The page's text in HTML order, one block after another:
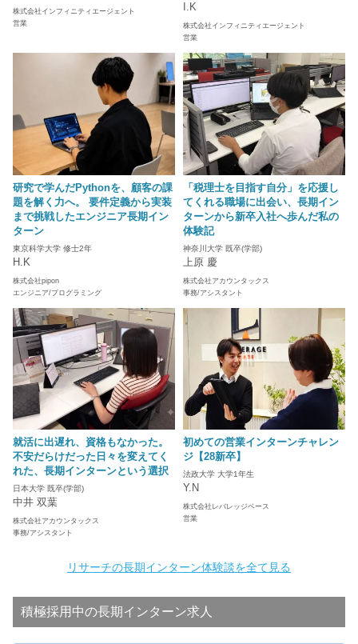
株式会社インフィニティエージェント
営業
I.K
株式会社インフィニティエージェント
営業
研究で学んだPythonを、顧客の課
題を解く力へ。 要件定義から実装
まで挑戦したエンジニア長期イン
ターン
東京科学大学 修士2年
H.K
株式会社pipon
エンジニア/プログラミング
「税理士を目指す自分」を応援し
てくれる職場に出会い、長期イン
ターンから新卒入社へ歩んだ私の
体験記
神奈川大学 既卒(学部)
上原 慶
株式会社アカウンタックス
事務/アシスタント
就活に出遅れ、資格もなかった。
不安だらけだった日々を変えてく
れた、長期インターンという選択
日本大学 既卒(学部)
中井 双葉
株式会社アカウンタックス
事務/アシスタント
初めての営業インターンチャレン
ジ【28新卒】
法政大学 大学1年生
Y.N
株式会社レバレッジベース
営業
リサーチの長期インターン体験談を全て見る
積極採用中の長期インターン求人